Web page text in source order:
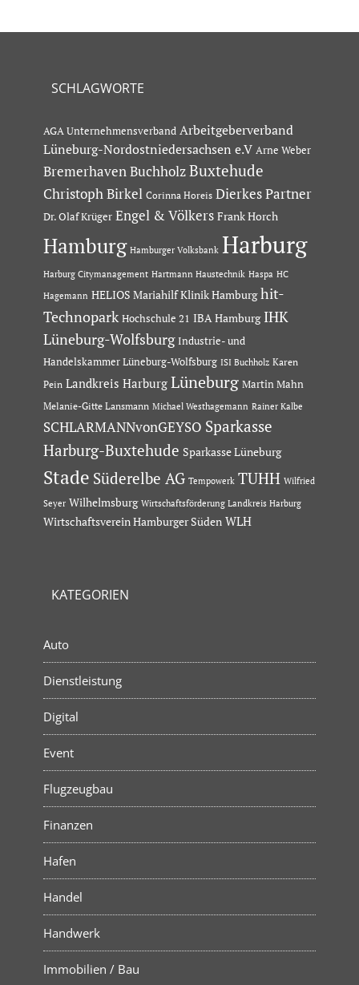
SCHLAGWORTE
AGA Unternehmensverband Arbeitgeberverband
Lüneburg-Nordostniedersachsen e.V Arne Weber
Bremerhaven Buchholz Buxtehude
Christoph Birkel Corinna Horeis Dierkes Partner
Dr. Olaf Krüger Engel & Völkers Frank Horch
Hamburg Hamburger Volksbank Harburg
Harburg Citymanagement Hartmann Haustechnik Haspa HC
Hagemann HELIOS Mariahilf Klinik Hamburg hit-
Technopark Hochschule 21 IBA Hamburg IHK
Lüneburg-Wolfsburg Industrie- und
Handelskammer Lüneburg-Wolfsburg ISI Buchholz Karen
Pein Landkreis Harburg Lüneburg Martin Mahn
Melanie-Gitte Lansmann Michael Westhagemann Rainer Kalbe
SCHLARMANNvonGEYSO Sparkasse
Harburg-Buxtehude Sparkasse Lüneburg
Stade Süderelbe AG Tempowerk TUHH Wilfried
Seyer Wilhelmsburg Wirtschaftsförderung Landkreis Harburg
Wirtschaftsverein Hamburger Süden WLH
KATEGORIEN
Auto
Dienstleistung
Digital
Event
Flugzeugbau
Finanzen
Hafen
Handel
Handwerk
Immobilien / Bau